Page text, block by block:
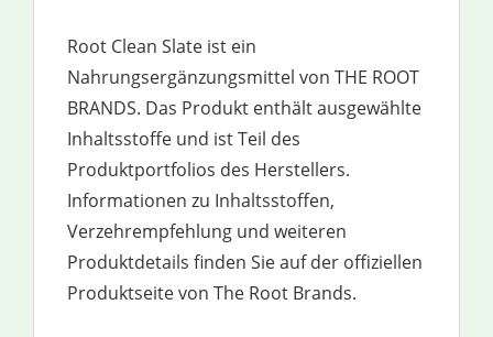
Root Clean Slate ist ein
Nahrungsergänzungsmittel von THE ROOT
BRANDS. Das Produkt enthält ausgewählte
Inhaltsstoffe und ist Teil des
Produktportfolios des Herstellers.
Informationen zu Inhaltsstoffen,
Verzehrempfehlung und weiteren
Produktdetails finden Sie auf der offiziellen
Produktseite von The Root Brands.